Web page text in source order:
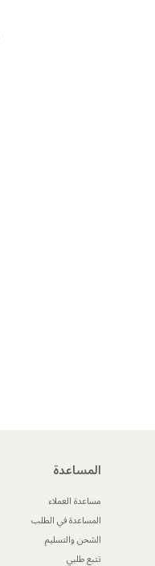
المساعدة
مساعدة العملاء
المساعدة في الطلب
الشحن والتسليم
تتبع طلبي